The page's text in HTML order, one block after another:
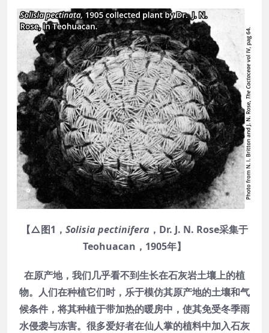
【△图1， Solisia pectinifera ，Dr. J. N. Rose采集于
Teohuacan，1905年】
在原产地，我们几乎看不到生长在石灰岩土壤上的植
物。人们在种植它们时，乐于模仿其原产地的土壤和气
候条件，将其种植于带加热的暖房中，使其免受冬季雨
水侵袭与冻害。很多爱好者在仙人掌的植料中加入石灰